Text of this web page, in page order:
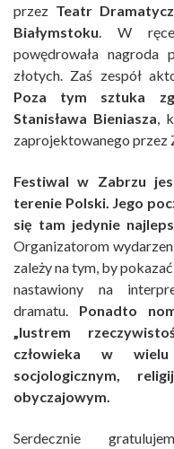
przez Teatr
Białymstoku. W ręce
powędrowała
złotych. Zaś zespół
Poza tym sztuka
Stanisława Bieniasza,
zaprojektowanego przez
Festiwal w Zabrzu
terenie Polski. Jego
się tam jedynie
Organizatorom
zależy na tym, by
nastawiony na
dramatu. Ponadto
„lustrem
człowieka w
socjologicznym,
obyczajowym.
Serdecznie